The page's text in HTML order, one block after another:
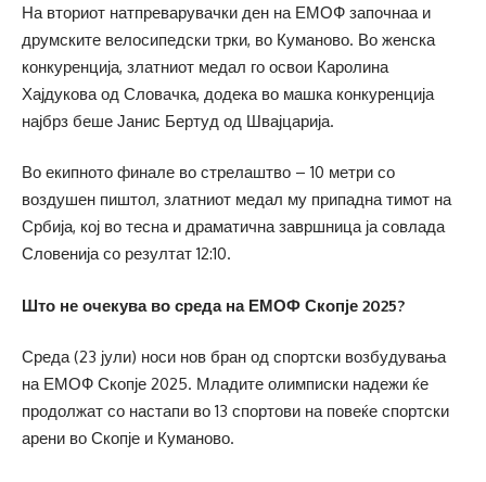
На вториот натпреварувачки ден на ЕМОФ започнаа и
друмските велосипедски трки, во Куманово. Во женска
конкуренција, златниот медал го освои Каролина
Хајдукова од Словачка, додека во машка конкуренција
најбрз беше Јанис Бертуд од Швајцарија.
Во екипното финале во стрелаштво – 10 метри со
воздушен пиштол, златниот медал му припадна тимот на
Србија, кој во тесна и драматична завршница ја совлада
Словенија со резултат 12:10.
Што не очекува во среда на ЕМОФ Скопје 2025?
Среда (23 јули) носи нов бран од спортски возбудувања
на ЕМОФ Скопје 2025. Младите олимписки надежи ќе
продолжат со настапи во 13 спортови на повеќе спортски
арени во Скопје и Куманово.